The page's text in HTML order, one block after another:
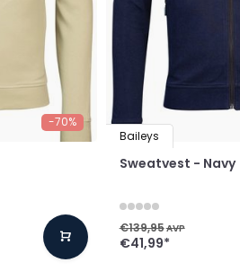
-70%
Baileys
Sweatvest - Navy
€139,95AVP
€41,99*